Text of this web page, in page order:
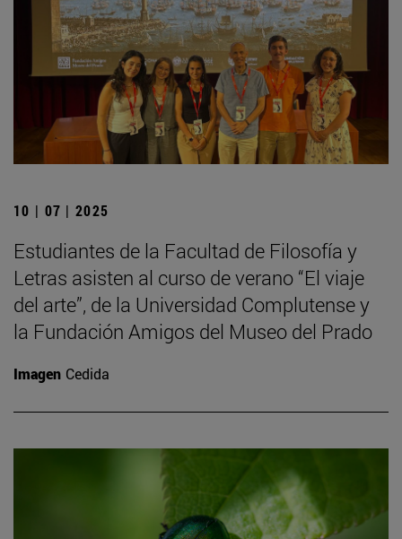
10 | 07 | 2025
Estudiantes de la Facultad de Filosofía y
Letras asisten al curso de verano “El viaje
del arte”, de la Universidad Complutense y
la Fundación Amigos del Museo del Prado
Imagen Cedida